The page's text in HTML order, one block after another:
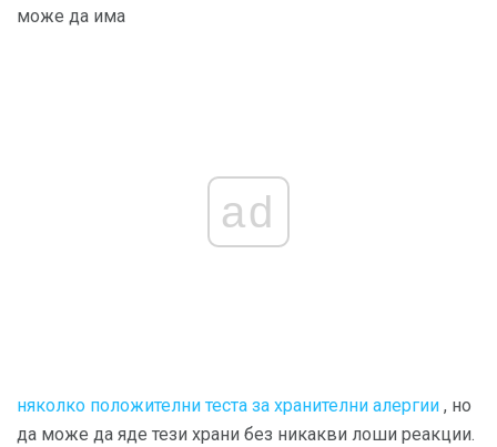
може да има
ad
няколко положителни теста за хранителни алергии , но
да може да яде тези храни без никакви лоши реакции.